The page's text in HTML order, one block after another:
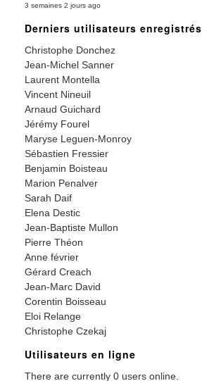
3 semaines 2 jours ago
Derniers utilisateurs enregistrés
Christophe Donchez
Jean-Michel Sanner
Laurent Montella
Vincent Nineuil
Arnaud Guichard
Jérémy Fourel
Maryse Leguen-Monroy
Sébastien Fressier
Benjamin Boisteau
Marion Penalver
Sarah Daif
Elena Destic
Jean-Baptiste Mullon
Pierre Théon
Anne février
Gérard Creach
Jean-Marc David
Corentin Boisseau
Eloi Relange
Christophe Czekaj
Utilisateurs en ligne
There are currently 0 users online.